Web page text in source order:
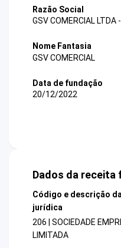
Razão Social
GSV COMERCIAL LTDA
Nome Fantasia
GSV COMERCIAL
Data de fundação
20/12/2022
Dados da receita
Código e descrição
jurídica
206 | SOCIEDADE
LIMITADA